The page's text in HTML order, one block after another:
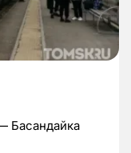
Басандайка